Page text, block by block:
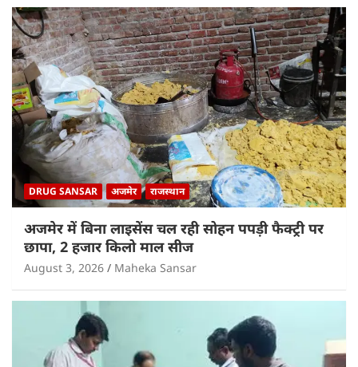
DRUG SANSAR अजमेर राजस्थान
अजमेर में बिना लाइसेंस चल रही सोहन पपड़ी फैक्ट्री पर
छापा, 2 हजार किलो माल सीज
August 3, 2026 Maheka Sansar